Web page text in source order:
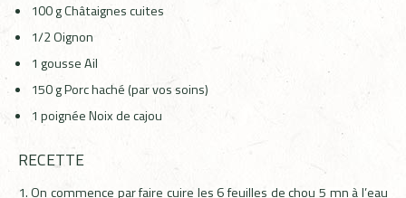
100gChâtaignescuites
1/2Oignon
1 gousseAil
150gPorchaché (par vos soins)
1 poignéeNoix de cajou
RECETTE
On commence par faire cuire les 6 feuilles de chou 5 mn à l’eau